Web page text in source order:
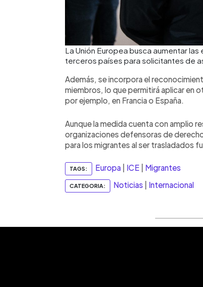
La Unión Europea busca aumentar
terceros países para solicitantes de
Además, se incorpora el
miembros, lo que permitirá aplicar en
por ejemplo, en Francia o España.
Aunque la medida cuenta con amplio
organizaciones defensoras de
para los migrantes al ser trasladados
TAGS: Europa ICE Migrantes
CATEGORIA: Noticias Internacional